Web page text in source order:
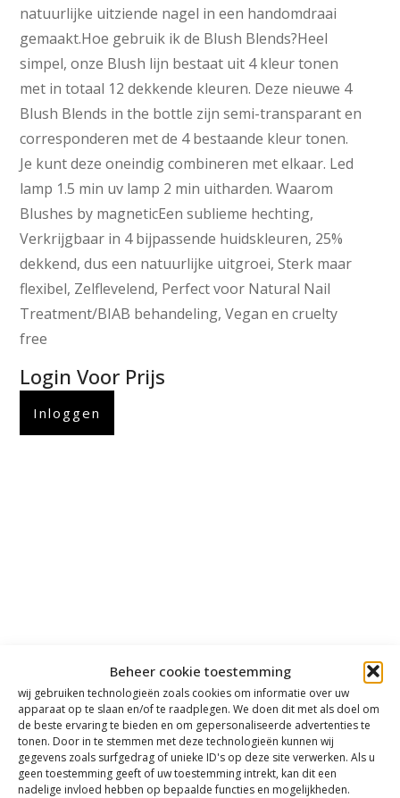
Beheer cookie toestemming
wij gebruiken technologieën zoals cookies om informatie over uw
apparaat op te slaan en/of te raadplegen. We doen dit met als doel om
de beste ervaring te bieden en om gepersonaliseerde advertenties te
tonen. Door in te stemmen met deze technologieën kunnen wij
gegevens zoals surfgedrag of unieke ID's op deze site verwerken. Als u
geen toestemming geeft of uw toestemming intrekt, kan dit een
nadelige invloed hebben op bepaalde functies en mogelijkheden.
natuurlijke uitziende nagel in een handomdraai
gemaakt.Hoe gebruik ik de Blush Blends?Heel
simpel, onze Blush lijn bestaat uit 4 kleur tonen
met in totaal 12 dekkende kleuren. Deze nieuwe 4
Blush Blends in the bottle zijn semi-transparant en
corresponderen met de 4 bestaande kleur tonen.
Je kunt deze oneindig combineren met elkaar. Led
lamp 1.5 min uv lamp 2 min uitharden. Waarom
Blushes by magneticEen sublieme hechting,
Verkrijgbaar in 4 bijpassende huidskleuren, 25%
dekkend, dus een natuurlijke uitgroei, Sterk maar
flexibel, Zelflevelend, Perfect voor Natural Nail
Treatment/BIAB behandeling, Vegan en cruelty
free
Login Voor Prijs
Inloggen